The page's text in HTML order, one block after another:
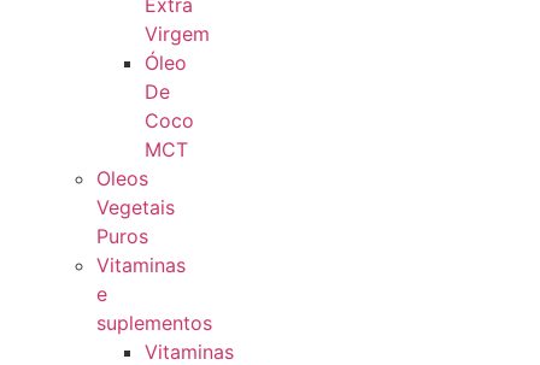
Virgem
Óleo
De
Coco
MCT
Oleos
Vegetais
Puros
Vitaminas
e
suplementos
Vitaminas